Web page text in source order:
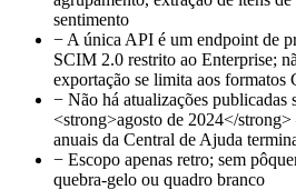
sentimento
− A única API é um endpoint de
SCIM 2.0 restrito ao Enterprise;
exportação se limita aos
− Não há atualizações publicadas
<strong>agosto de 2024</
anuais da Central de Ajuda
− Escopo apenas retro; sem
quebra-gelo ou quadro branco